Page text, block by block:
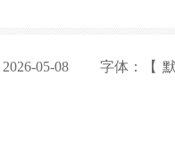
2026-05-08 字体：【